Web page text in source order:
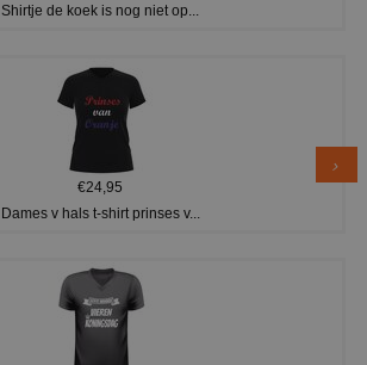
Shirtje de koek is nog niet op...
€24,95
Dames v hals t-shirt prinses v...